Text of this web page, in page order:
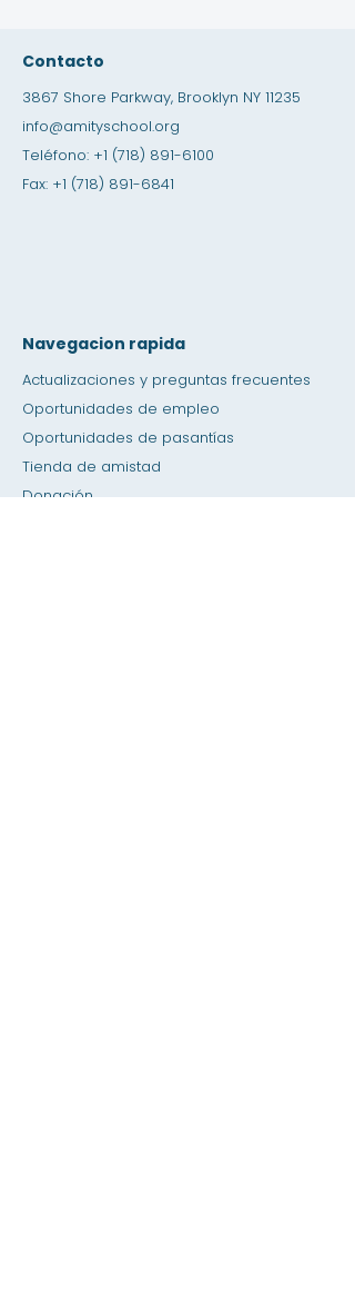
Contacto
3867 Shore Parkway, Brooklyn NY 11235
info@amityschool.org
Teléfono: +1 (718) 891-6100
Fax: +1 (718) 891-6841
Navegacion rapida
Actualizaciones y preguntas frecuentes
Oportunidades de empleo
Oportunidades de pasantías
Tienda de amistad
Donación